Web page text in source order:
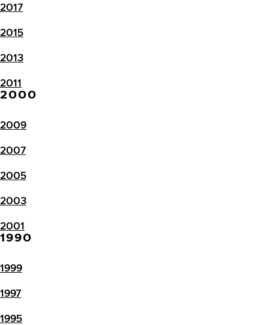
2017
2015
2013
2011
2000
2009
2007
2005
2003
2001
1990
1999
1997
1995